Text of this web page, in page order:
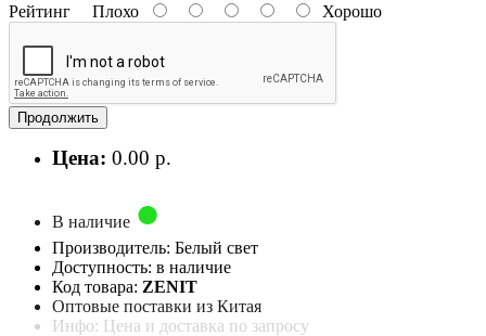
Рейтинг Плохо Хорошо
Продолжить
Цена: 0.00 р.
В наличие
Производитель: Белый свет
Доступность: в наличие
Код товара: ZENIT
Оптовые поставки из Китая
Инфо: Цена и доставка по запросу